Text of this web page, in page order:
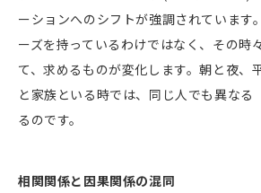
ーションへのシフトが強調されています
ーズを持っているわけではなく、その時
て、求めるものが変化します。朝と夜、
と家族といる時では、同じ人でも異なる
るのです。
相関関係と因果関係の混同